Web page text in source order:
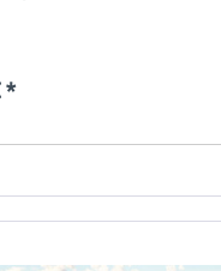
*